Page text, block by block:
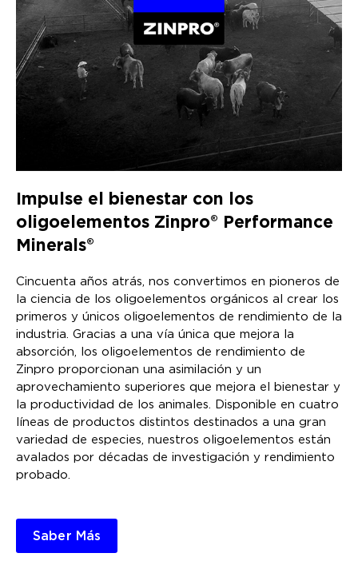
Impulse el bienestar con los
oligoelementos Zinpro® Performance
Minerals®
Cincuenta años atrás, nos convertimos en pioneros de
la ciencia de los oligoelementos orgánicos al crear los
primeros y únicos oligoelementos de rendimiento de la
industria. Gracias a una vía única que mejora la
absorción, los oligoelementos de rendimiento de
Zinpro proporcionan una asimilación y un
aprovechamiento superiores que mejora el bienestar y
la productividad de los animales. Disponible en cuatro
líneas de productos distintos destinados a una gran
variedad de especies, nuestros oligoelementos están
avalados por décadas de investigación y rendimiento
probado.
Saber Más